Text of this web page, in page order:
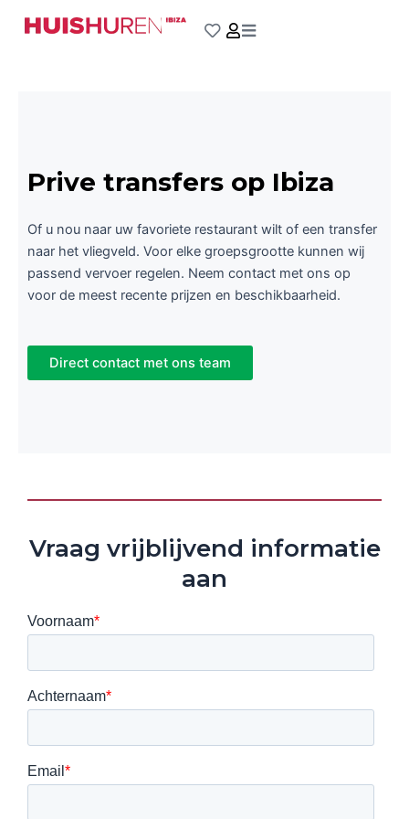
naar
Prive transfers op Ibiza
Of u nou naar uw favoriete restaurant wilt of een transfer
naar het vliegveld. Voor elke groepsgrootte kunnen wij
passend vervoer regelen. Neem contact met ons op
voor de meest recente prijzen en beschikbaarheid.
Direct contact met ons team
Vraag vrijblijvend informatie
aan